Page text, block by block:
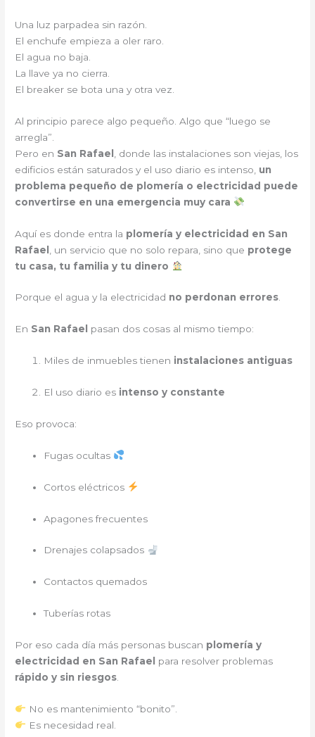
Una luz parpadea sin razón.
El enchufe empieza a oler raro.
El agua no baja.
La llave ya no cierra.
El breaker se bota una y otra vez.
Al principio parece algo pequeño. Algo que “luego se
arregla”.
Pero en San Rafael
, donde las instalaciones son viejas, los
edificios están saturados y el uso diario es intenso, un
problema pequeño de plomería o electricidad puede
convertirse en una emergencia muy cara
Aquí es donde entra la plomería y electricidad en San
Rafael , un servicio que no solo repara, sino que protege
tu casa, tu familia y tu dinero
Porque el agua y la electricidad no perdonan errores.
En San Rafael pasan dos cosas al mismo tiempo:
Miles de inmuebles tienen instalaciones antiguas
El uso diario es intenso y constante
Eso provoca:
Fugas ocultas
Cortos eléctricos
Apagones frecuentes
Drenajes colapsados
Contactos quemados
Tuberías rotas
Por eso cada día más personas buscan plomería y
electricidad en San Rafael
para resolver problemas
rápido y sin riesgos
No es mantenimiento “bonito”.
Es necesidad real.